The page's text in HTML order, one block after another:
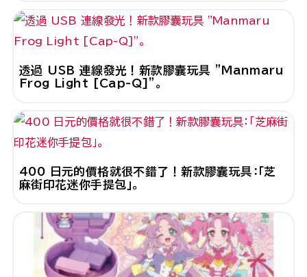
透過 USB 連線發光！新款膠囊玩具 "Manmaru
Frog Light [Cap-Q]"。
400 日元的價格就很不錯了！新款膠囊玩具：「芝
麻街印花迷你手提包」。